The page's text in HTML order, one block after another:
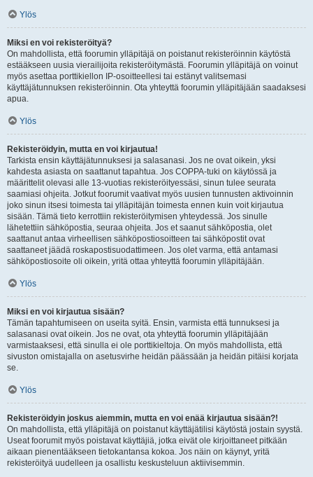
Ylös
Miksi en voi rekisteröityä?
On mahdollista, että foorumin ylläpitäjä on poistanut rekisteröinnin käytöstä
estääkseen uusia vierailijoita rekisteröitymästä. Foorumin ylläpitäjä on voinut
myös asettaa porttikiellon IP-osoitteellesi tai estänyt valitsemasi
käyttäjätunnuksen rekisteröinnin. Ota yhteyttä foorumin ylläpitäjään saadaksesi
apua.
Ylös
Rekisteröidyin, mutta en voi kirjautua!
Tarkista ensin käyttäjätunnuksesi ja salasanasi. Jos ne ovat oikein, yksi
kahdesta asiasta on saattanut tapahtua. Jos COPPA-tuki on käytössä ja
määrittelit olevasi alle 13-vuotias rekisteröityessäsi, sinun tulee seurata
saamiasi ohjeita. Jotkut foorumit vaativat myös uusien tunnusten aktivoinnin
joko sinun itsesi toimesta tai ylläpitäjän toimesta ennen kuin voit kirjautua
sisään. Tämä tieto kerrottiin rekisteröitymisen yhteydessä. Jos sinulle
lähetettiin sähköpostia, seuraa ohjeita. Jos et saanut sähköpostia, olet
saattanut antaa virheellisen sähköpostiosoitteen tai sähköpostit ovat
saattaneet jäädä roskapostisuodattimeen. Jos olet varma, että antamasi
sähköpostiosoite oli oikein, yritä ottaa yhteyttä foorumin ylläpitäjään.
Ylös
Miksi en voi kirjautua sisään?
Tämän tapahtumiseen on useita syitä. Ensin, varmista että tunnuksesi ja
salasanasi ovat oikein. Jos ne ovat, ota yhteyttä foorumin ylläpitäjään
varmistaaksesi, että sinulla ei ole porttikieltoja. On myös mahdollista, että
sivuston omistajalla on asetusvirhe heidän päässään ja heidän pitäisi korjata
se.
Ylös
Rekisteröidyin joskus aiemmin, mutta en voi enää kirjautua sisään?!
On mahdollista, että ylläpitäjä on poistanut käyttäjätilisi käytöstä jostain syystä.
Useat foorumit myös poistavat käyttäjiä, jotka eivät ole kirjoittaneet pitkään
aikaan pienentääkseen tietokantansa kokoa. Jos näin on käynyt, yritä
rekisteröityä uudelleen ja osallistu keskusteluun aktiivisemmin.